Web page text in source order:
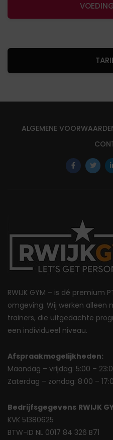
ALGEMENE
RWIJK GYM – is dé premium
omgeving. Wij werken alleen
trainers, die uitgedachte
een individueel niveau.
Afspraakmogelijkheden:
Maandag – vrijdag: 5:00 –
Zaterdag – zondag: 8:00 –
Bedrijfsgegevens RWIJK
KVK 51380625
BTW-ID NL 0017 84 326 B71